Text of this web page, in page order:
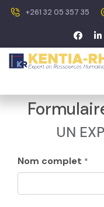
+261 32 05 357 35
UN
Nom complet *